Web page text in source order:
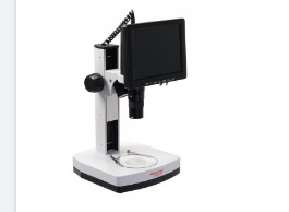
Увеличение, крат:20; 40
Окуляр (ы):
Фокусировка: Грубая